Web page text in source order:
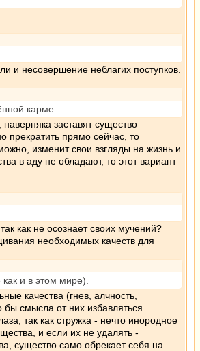
и несовершение неблагих поступков.
карме.
заставят существо
прекратить прямо сейчас, то
изменит свои взгляды на жизнь и
в аду не обладают, то этот вариант
как не осознает своих мучений?
необходимых качеств для
и в этом мире).
качества (гнев, алчность,
смысла от них избавляться.
так как стружка - нечто инородное
и если их не удалять -
существо само обрекает себя на